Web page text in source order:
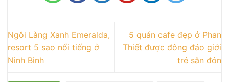
Ngôi Làng Xanh Emeralda,
resort 5 sao nổi tiếng ở
Ninh Bình
5 quán cafe đẹp ở Phan
Thiết được đông đảo giới
trẻ săn đón